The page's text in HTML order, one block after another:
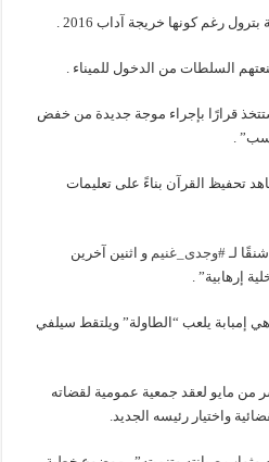
رغم كونها خريجة آداب 2016 .
قرارًا بإجراء موجة جديدة من خفض
.
تحفيظ القرآن بناءً على تعليمات
لـ#وجدى_غنيم و اثنين آخرين
إمبابة يلعب “الطاولة” ويلتقط سيلفي
من مايو لعقد جمعية عمومية لقضاته
واختيار رئيسه الجديد.